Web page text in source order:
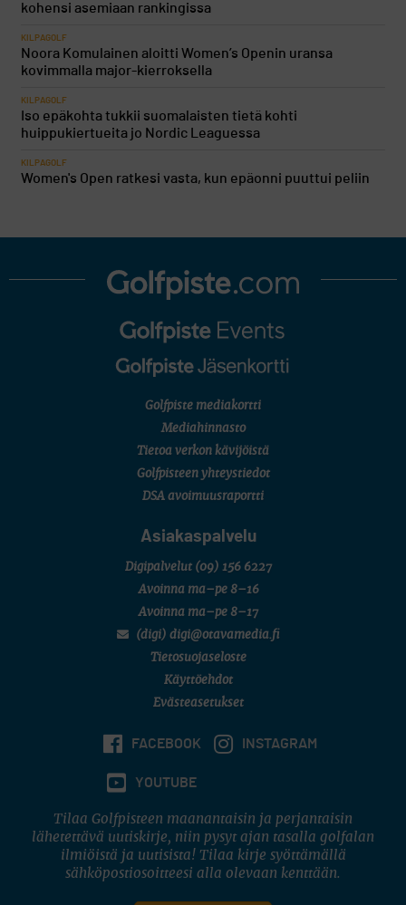
kohensi asemiaan rankingissa
KILPAGOLF
Noora Komulainen aloitti Women’s Openin uransa
kovimmalla major-kierroksella
KILPAGOLF
Iso epäkohta tukkii suomalaisten tietä kohti
huippukiertueita jo Nordic Leaguessa
KILPAGOLF
Women's Open ratkesi vasta, kun epäonni puuttui peliin
Golfpiste mediakortti
Mediahinnasto
Tietoa verkon kävijöistä
Golfpisteen yhteystiedot
DSA avoimuusraportti
Asiakaspalvelu
Digipalvelut (09) 156 6227
Avoinna ma–pe 8–16
Avoinna ma–pe 8–17
(digi) digi@otavamedia.fi
Tietosuojaseloste
Käyttöehdot
Evästeasetukset
FACEBOOK INSTAGRAM
YOUTUBE
Tilaa Golfpisteen maanantaisin ja perjantaisin
lähetettävä uutiskirje, niin pysyt ajan tasalla golfalan
ilmiöistä ja uutisista! Tilaa kirje syöttämällä
sähköpostiosoitteesi alla olevaan kenttään.